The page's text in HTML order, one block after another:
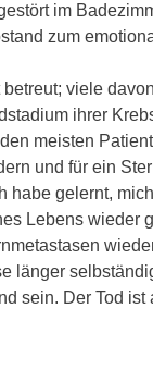
im
zum
viele
ihrer
meisten
und für ein
habe gelernt,
Lebens wieder
länger
sein. Der Tod